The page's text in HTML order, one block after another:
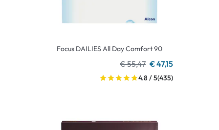
Focus DAILIES All Day Comfort 90
€ 55,47 € 47,15
4.8 / 5(435)